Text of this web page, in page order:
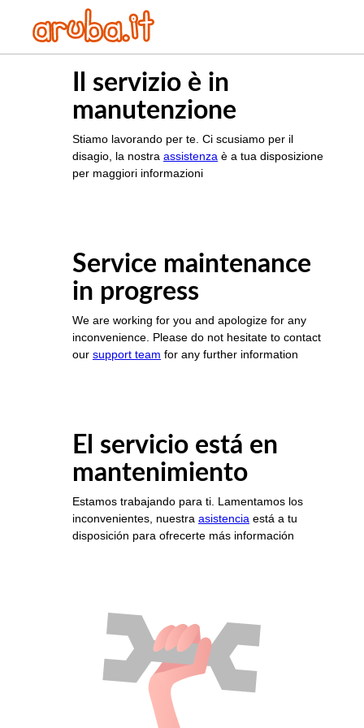
Il servizio è in
manutenzione
Stiamo lavorando per te. Ci scusiamo per il
disagio, la nostra assistenza è a tua disposizione
per maggiori informazioni
Service maintenance
in progress
We are working for you and apologize for any
inconvenience. Please do not hesitate to contact
our support team for any further information
El servicio está en
mantenimiento
Estamos trabajando para ti. Lamentamos los
inconvenientes, nuestra asistencia está a tu
disposición para ofrecerte más información